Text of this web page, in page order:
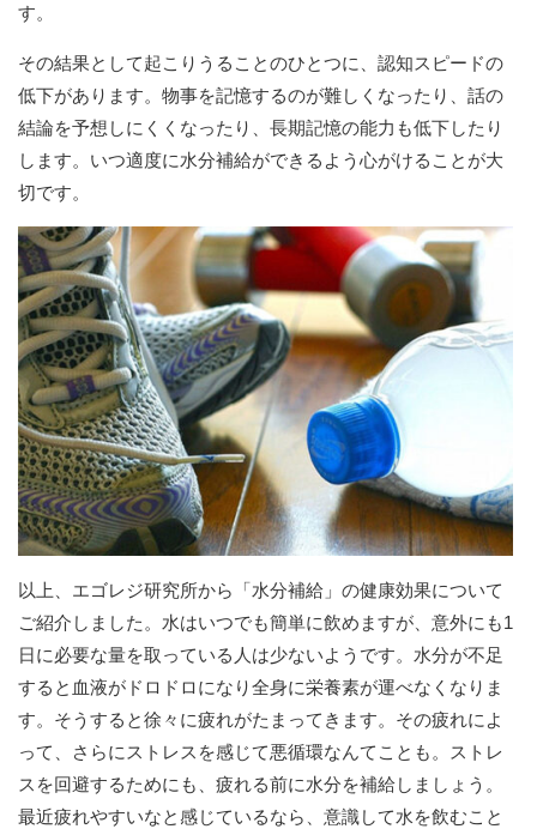
す。
その結果として起こりうることのひとつに、認知スピードの
低下があります。物事を記憶するのが難しくなったり、話の
結論を予想しにくくなったり、長期記憶の能力も低下したり
します。いつ適度に水分補給ができるよう心がけることが大
切です。
以上、エゴレジ研究所から「水分補給」の健康効果について
ご紹介しました。水はいつでも簡単に飲めますが、意外にも1
日に必要な量を取っている人は少ないようです。水分が不足
すると血液がドロドロになり全身に栄養素が運べなくなりま
す。そうすると徐々に疲れがたまってきます。その疲れによ
って、さらにストレスを感じて悪循環なんてことも。ストレ
スを回避するためにも、疲れる前に水分を補給しましょう。
最近疲れやすいなと感じているなら、意識して水を飲むこと